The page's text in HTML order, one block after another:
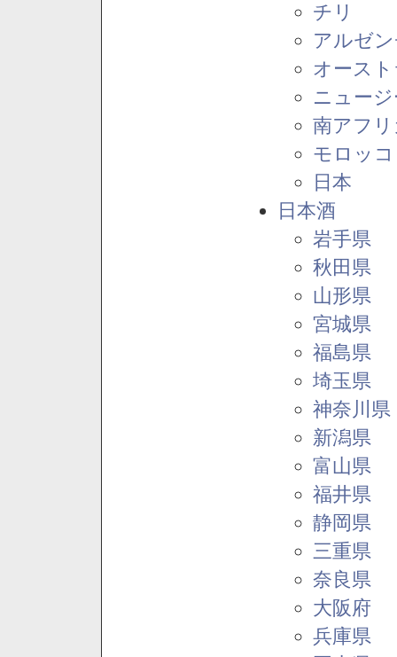
チリ
アルゼ
オース
ニュー
南アフ
モロッコ
日本
日本酒
岩手県
秋田県
山形県
宮城県
福島県
埼玉県
神奈川県
新潟県
富山県
福井県
静岡県
三重県
奈良県
大阪府
兵庫県